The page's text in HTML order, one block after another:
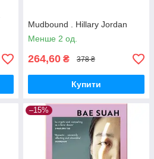
Mudbound . Hillary Jordan
Менше 2 од.
264,60 ₴ 378 ₴
Купити
–15%